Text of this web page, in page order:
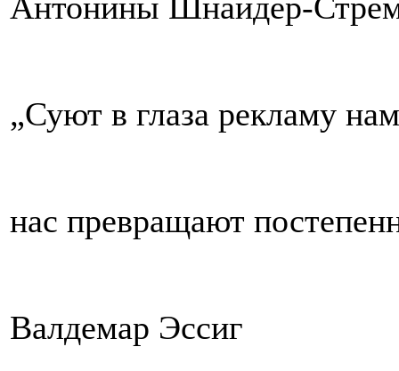
Антонины Шнайдер-
„Суют в глаза рекламу
нас превращают
Валдемар Эссиг